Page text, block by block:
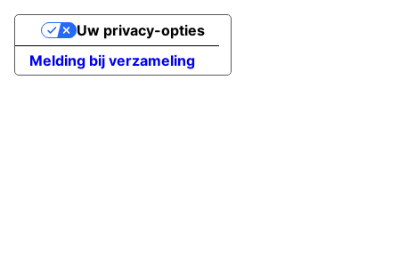
Melding bij verzameling
Uw privacy-opties